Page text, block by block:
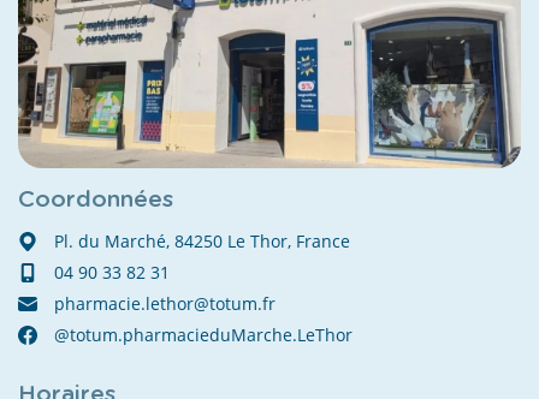
Coordonnées
Pl. du Marché, 84250 Le Thor, France
04 90 33 82 31
pharmacie.lethor@totum.fr
@totum.pharmacieduMarche.LeThor